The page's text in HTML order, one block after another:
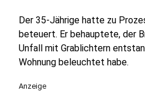
Der 35-Jährige hatte zu
beteuert. Er behauptete, der
Unfall mit Grablichtern
Wohnung beleuchtet habe.
Anzeige